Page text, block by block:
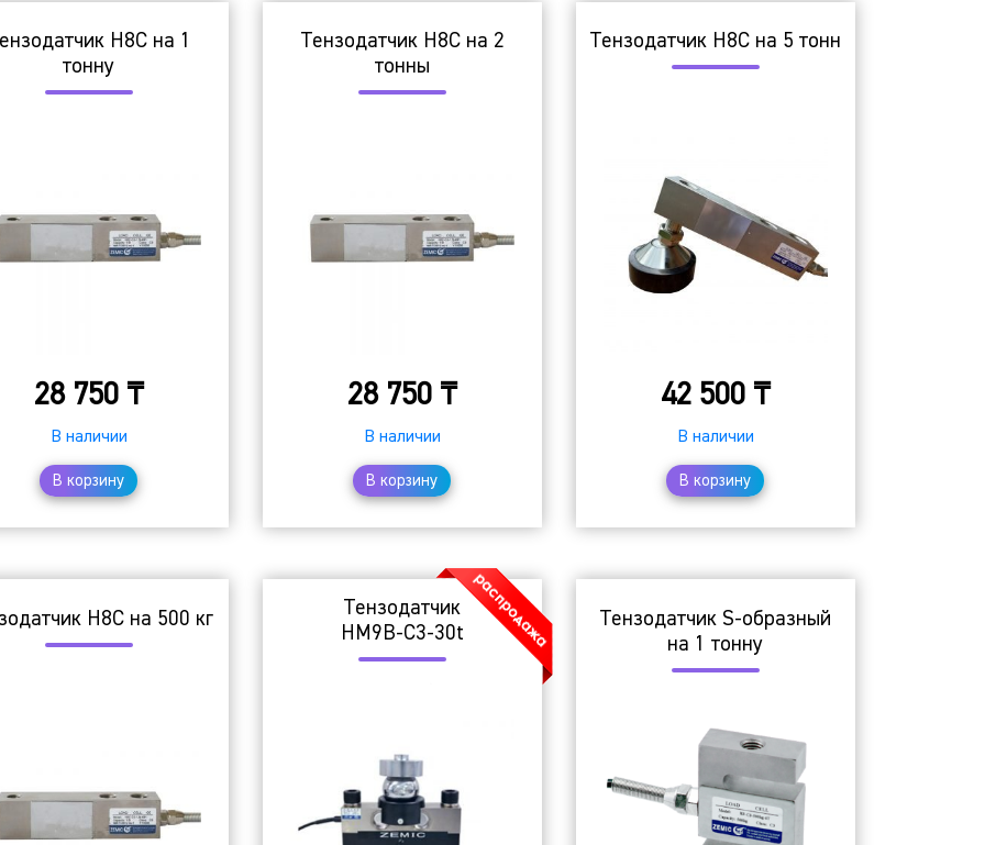
H8C на 1
тонну
28 750 ₸
В наличии
В корзину
Тензодатчик H8C на 2
тонны
28 750 ₸
В наличии
В корзину
Тензодатчик H8C на 5 тонн
42 500 ₸
В наличии
В корзину
H8C на 500 кг
Тензодатчик
HM9B-C3-30t
Тензодатчик S-образный
на 1 тонну